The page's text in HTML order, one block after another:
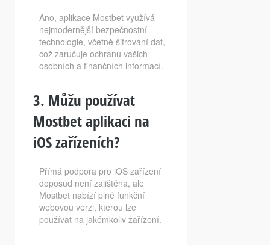
Ano, aplikace Mostbet využívá
nejmodernější bezpečnostní
technologie, včetně šifrování dat,
což zaručuje ochranu vašich
osobních a finančních informací.
3. Můžu používat
Mostbet aplikaci na
iOS zařízeních?
Přímá podpora pro iOS zařízení
doposud není zajištěna, ale
Mostbet nabízí plně funkční
webovou verzi, kterou lze
používat na jakémkoliv zařízení.